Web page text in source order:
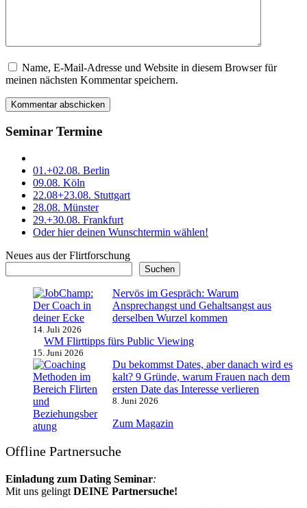
Dieses
bitte
leer
lassen
Name, E-Mail-Adresse und Website in diesem Browser für
meinen nächsten Kommentar speichern.
Seminar Termine
01.+02.08. Berlin
09.08. Köln
22.08+23.08. Stuttgart
28.08. Münster
29.+30.08. Frankfurt
Oder hier deinen Wunschtermin wählen!
Neues aus der Flirtforschung
Suchen
Nervös im Gespräch: Warum
Ansprechangst und Gehaltsangst aus
derselben Wurzel kommen
14. Juli 2026
WM Flirttipps fürs Public Viewing
15. Juni 2026
Du bekommst Dates, aber danach wird es
kalt? 9 Gründe, warum Frauen nach dem
ersten Date das Interesse verlieren
8. Juni 2026
Zum Magazin
Offline Partnersuche
Einladung zum Dating Seminar:
Mit uns gelingt DEINE Partnersuche!